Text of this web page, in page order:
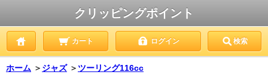
クリッピングポイント
カート ログイン 検索
ホーム ＞ ジャズ ＞ ツーリング116cc